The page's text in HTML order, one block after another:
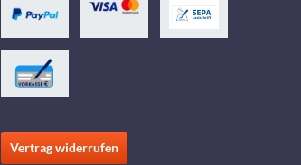
Vertrag widerrufen